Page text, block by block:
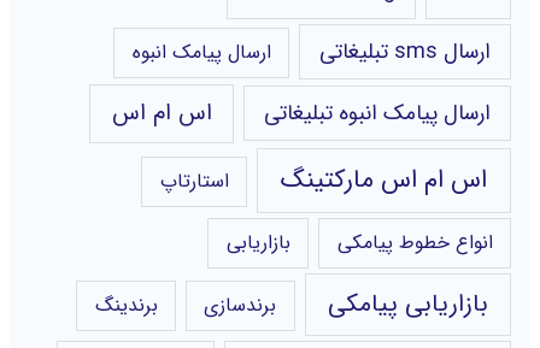
ارسال sms تبلیغاتی
ارسال پیامک انبوه
ارسال پیامک انبوه تبلیغاتی اس ام اس
اس ام اس مارکتینگ استارتاپ
انواع خطوط پیامکی بازاریابی
بازاریابی پیامکی برندسازی برندینگ